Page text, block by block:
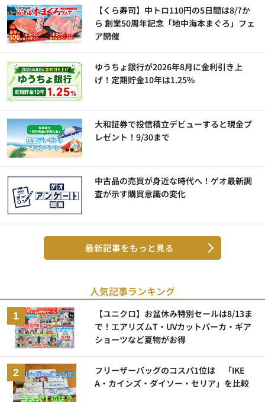
【くら寿司】中トロ110円の5日間は8/7か
ら 創業50周年記念「地中海本まぐろ」フェ
ア開催
ゆうちょ銀行が2026年8月に金利引き上
げ！定期貯金10年は1.25%
大和証券で投信積立デビューすると現金プ
レゼント！9/30まで
中古品の売買が身近な時代へ！ゲオ最新調
査が示す購買意識の変化
最新記事をもっと見る
人気記事ランキング
【ユニクロ】お盆休み特別セールは8/13ま
で！エアリズムT・UVカットパーカ・ギア
ショーツなど夏物がお得
フリーザーバッグのコスパ1位は 「IKE
A・カインズ・ダイソー・セリア」を比較